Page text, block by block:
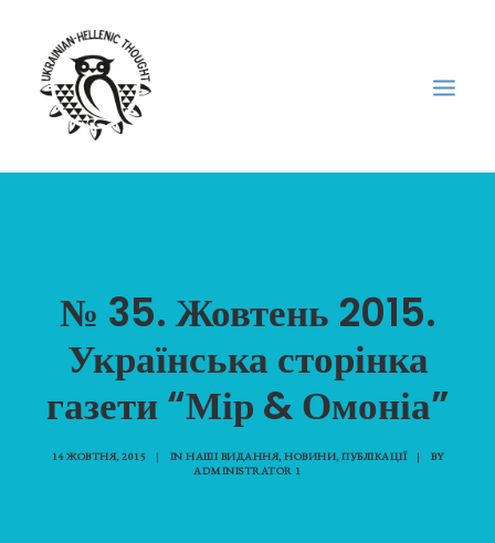
ГОЛОДОМОР
ПРО НАС
“ВІСНИК”/”ΑΓΓΕΛΙΑΦΌΡΟΣ”
№ 35. Жовтень 2015.
Українська сторінка
газети “Мір & Омоніа”
14 ЖОВТНЯ, 2015 | IN НАШІ ВИДАННЯ,НОВИНИ,ПУБЛІКАЦІЇ |
BY
ADMINISTRATOR 1